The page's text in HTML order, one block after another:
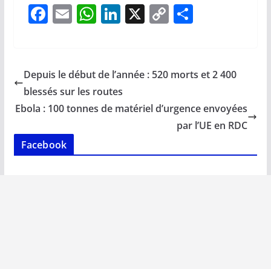
F
b
o
o
k
E
l
W
s
A
p
Li
e
dI
n
X C
y
n
k
P
g
Depuis le début de l’année : 520 morts et 2 400
blessés sur les routes
Ebola : 100 tonnes de matériel d’urgence envoyées
par l’UE en RDC
Facebook